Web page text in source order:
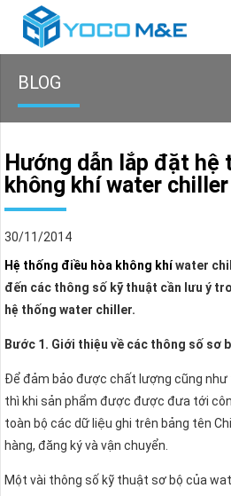
BLOG
Hướng dẫn lắp đặt hệ
không khí water chiller
30/11/2014
Hệ thống điều hòa không khíwater
đến các thông số kỹ thuật cần lưu ý
hệ thống water chiller.
Bước 1. Giới thiệu về các thông số sơ
Để đảm bảo được chất lượng cũng
thì khi sản phẩm được được đưa tới
toàn bộ các dữ liệu ghi trên bảng tên
hàng, đăng ký và vận chuyển.
Một vài thông số kỹ thuật sơ bộ của